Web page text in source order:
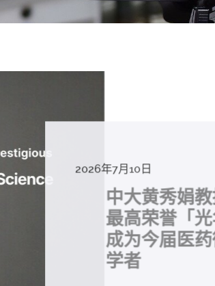
2026年8月5日
中大「环球医
港收生之冠 囊
分考生 占学医
科续为尖子首选
学额七成
2026年7月27日
中大成立崭新
评估平台 推动
价值医疗
2026年7月10日
中大研发「AI-
糖尿黄斑水肿
锐减六成 缩短
2026年7月10日
中大黄秀娟教
最高荣誉「光
成为今届医药
学者
2026年7月7日
中大新设「香
学金」嘉许公
医状元走出课
21世纪妙手仁医
2026年6月29日
中大全新一站
精准辨识传统
常「盲点」 降
及异常妊娠风险
2026年6月22日
中大发现青光
鼠实验证实可
助开创崭新神
2026年6月17日
中大成功拆解
性机制 揭一种
废喂食」新功
2026年6月10日
中大与多名全
国肺癌研究 逾
肺癌病人七年
因异常而引起的
「慢性病」 患者
2026年6月5日
中大教授陈重
出领袖奖」 成
荣膺亚洲糖尿病
2026年6月2日
中大汇聚逾200
私人医疗保险
覆盖
2026年5月19日
中大张源津医
员 荣获国际泌
John K.
2026年5月14日
中大取得「从
用」研究突破
药物可改善严重